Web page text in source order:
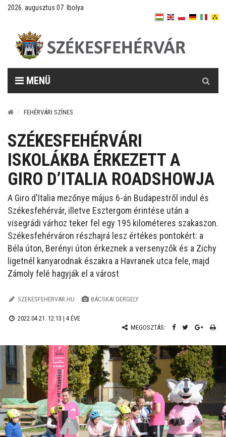
2026. augusztus 07. Ibolya
MENÜ
FEHÉRVÁRI SZÍNES
SZÉKESFEHÉRVÁRI
ISKOLÁKBA ÉRKEZETT A
GIRO D’ITALIA ROADSHOWJA
A Giro d'Italia mezőnye május 6-án Budapestről indul és
Székesfehérvár, illetve Esztergom érintése után a
visegrádi várhoz teker fel egy 195 kilométeres szakaszon.
Székesfehérváron részhajrá lesz értékes pontokért: a
Béla úton, Berényi úton érkeznek a versenyzők és a Zichy
ligetnél kanyarodnak északra a Havranek utca fele, majd
Zámoly felé hagyják el a várost
SZEKESFEHERVAR.HU BÁCSKAI GERGELY
2022.04.21. 12:13 | 4 ÉVE
MEGOSZTÁS: